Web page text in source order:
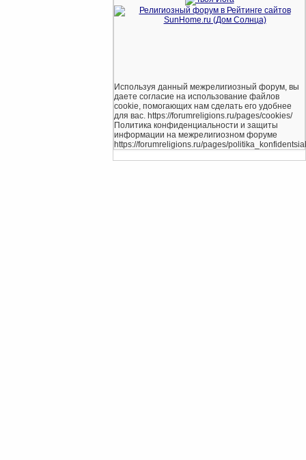
Используя данный межрелигиозный форум, вы
даете согласие на использование файлов
cookie, помогающих нам сделать его удобнее
для вас. https://forumreligions.ru/pages/cookies/
Политика конфиденциальности и защиты
информации на межрелигиозном форуме
https://forumreligions.ru/pages/